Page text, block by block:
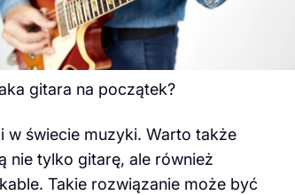
gitara na początek?
w świecie muzyki. Warto także
nie tylko gitarę, ale również
Takie rozwiązanie może być